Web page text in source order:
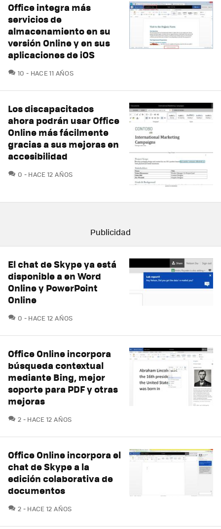
Office integra más
servicios de
almacenamiento en su
versión Online y en sus
aplicaciones de iOS
10 COMENTARIOS
HACE 11 AÑOS
Los discapacitados
ahora podrán usar Office
Online más fácilmente
gracias a sus mejoras en
accesibilidad
0 COMENTARIOS
HACE 12 AÑOS
El chat de Skype ya está
disponible a en Word
Online y PowerPoint
Online
0 COMENTARIOS
HACE 12 AÑOS
Office Online incorpora
búsqueda contextual
mediante Bing, mejor
soporte para PDF y otras
mejoras
2 COMENTARIOS
HACE 12 AÑOS
Office Online incorpora el
chat de Skype a la
edición colaborativa de
documentos
2 COMENTARIOS
HACE 12 AÑOS